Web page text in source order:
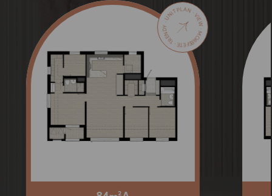
EFETE · TRENDY · UNIT PLAN · VIEW · MORE · MORE ·